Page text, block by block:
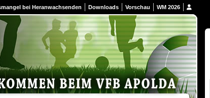
bei Heranwachsenden Downloads Vorschau WM 2026